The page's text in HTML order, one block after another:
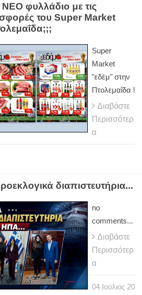
ΝΕΟ φυλλάδιο με τις
του Super Market
Super
Market
"εδέμ" στην
Πτολεμαΐδα !
Διαβάστε
Περισσότερ
α
διαπιστευτήρια...
no
comments...
Διαβάστε
Περισσότερ
α
04 Ιούλιος 20